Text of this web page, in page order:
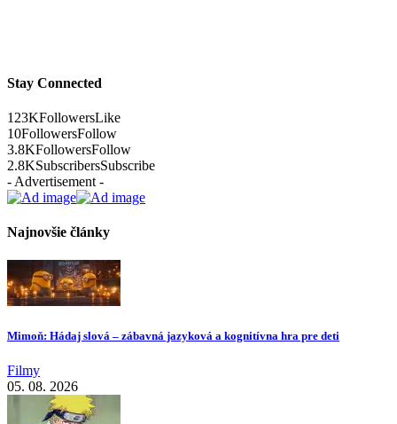
Stay Connected
123KFollowersLike
10FollowersFollow
3.8KFollowersFollow
2.8KSubscribersSubscribe
- Advertisement -
Najnovšie články
Mimoň: Hádaj slová – zábavná jazyková a kognitívna hra pre deti
Filmy
05. 08. 2026